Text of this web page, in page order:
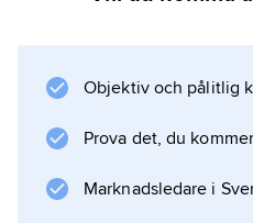
Information om
Objektiv och pålitlig
Prova det, du
Marknadsledare i